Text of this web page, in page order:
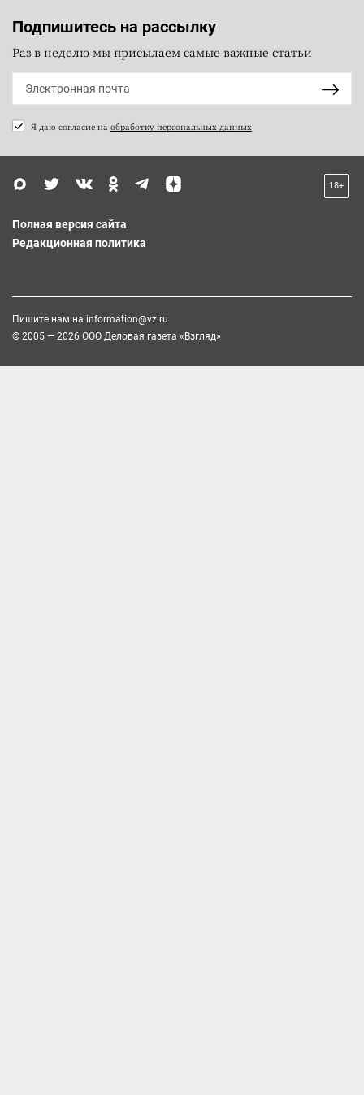
Подпишитесь на рассылку
Раз в неделю мы присылаем самые важные статьи
Я даю согласие на обработку персональных данных
18+
Полная версия сайта
Редакционная политика
Пишите нам на information@vz.ru
© 2005 — 2026 ООО Деловая газета «Взгляд»